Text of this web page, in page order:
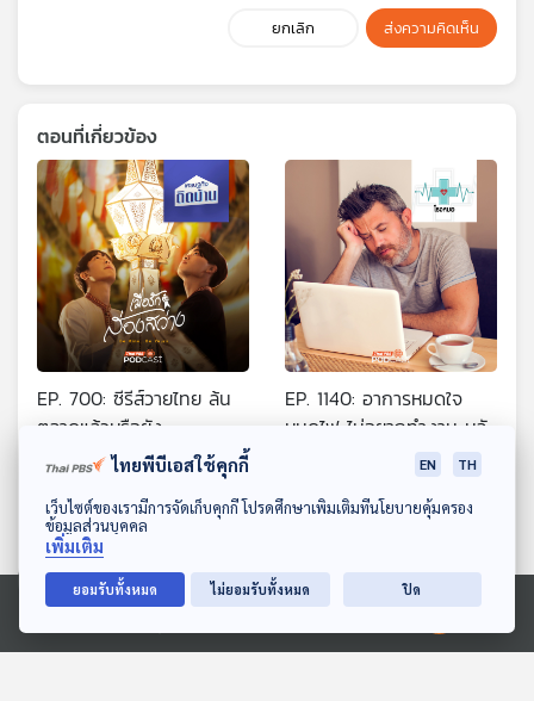
ดาวน์โหลด Thai PBS Podcast Application
Ⓒ 2020 องค์การกระจายเสียงและแพร่ภาพสาธารณะแห่งประเทศไทย
ยกเลิก ส่งความคิดเห็น
ตอนที่เกี่ยวข้อง
EP. 700: ซีรีส์วายไทย ล้น
ตลาดแล้วหรือยัง
เศรษฐกิจติดบ้าน
EP. 1140: อาการหมดใจ
หมดไฟ ไม่อยากทำงาน หลัง
วันหยุดหรือได้หยุดยาว
ไทยพีบีเอสใช้คุกกี้ EN TH
เว็บไซต์ของเรามีการจัดเก็บคุกกี้ โปรดศึกษาเพิ่มเติมที่นโยบายคุ้มครอง
ข้อมูลส่วนบุคคล
เพิ่มเติม
ยอมรับทั้งหมด ไม่ยอมรับทั้งหมด ปิด